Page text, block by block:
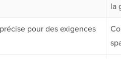
la
pour des exigences